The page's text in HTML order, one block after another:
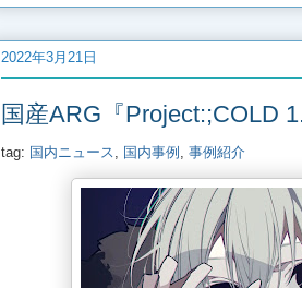
2022年3月21日
国産ARG『Project:;COLD
tag: 国内ニュース 国内事例 事例紹介